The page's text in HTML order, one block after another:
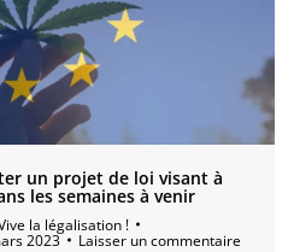
un projet de loi visant à
les semaines à venir
la légalisation !
2023 Laisser un commentaire